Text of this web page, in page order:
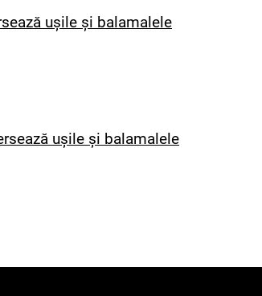
ușile și balamalele
ușile și balamalele